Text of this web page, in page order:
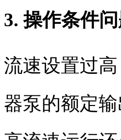
3. 操作条件
流速设置过
器泵的额定